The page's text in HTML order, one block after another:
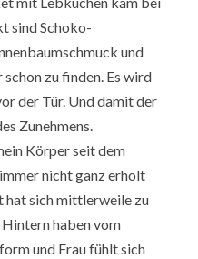
sind Schoko-
und
zu finden. Es wird
der Tür. Und damit der
Zunehmens.
Körper seit dem
nicht ganz erholt
hat sich mittlerweile zu
haben vom
und Frau fühlt sich